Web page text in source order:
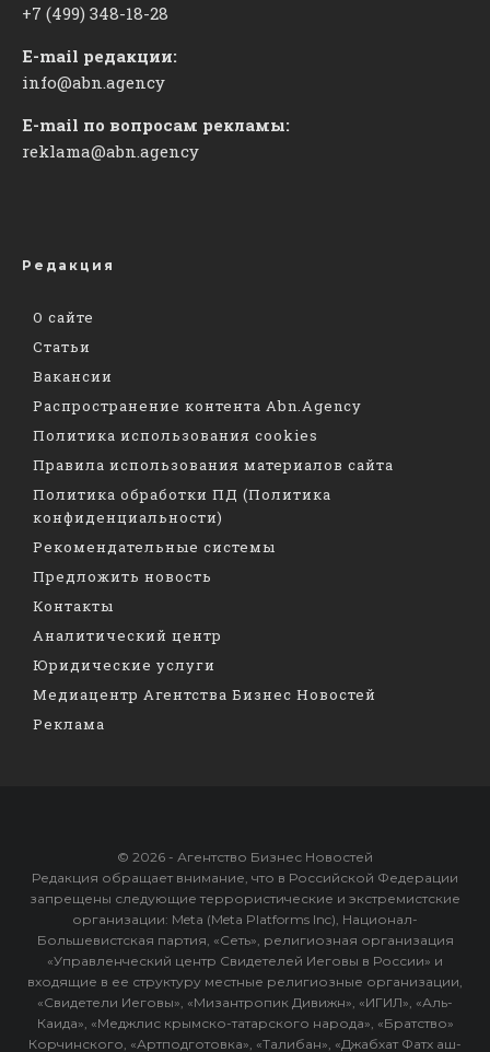
+7 (499) 348-18-28
E-mail редакции:
info@abn.agency
E-mail по вопросам рекламы:
reklama@abn.agency
Редакция
О сайте
Статьи
Вакансии
Распространение контента Abn.Agency
Политика использования cookies
Правила использования материалов сайта
Политика обработки ПД (Политика
конфиденциальности)
Рекомендательные системы
Предложить новость
Контакты
Аналитический центр
Юридические услуги
Медиацентр Агентства Бизнес Новостей
Реклама
© 2026 - Агентство Бизнес Новостей
Редакция обращает внимание, что в Российской Федерации
запрещены следующие террористические и экстремистские
организации: Meta (Meta Platforms Inc), Национал-
Большевистская партия, «Сеть», религиозная организация
«Управленческий центр Свидетелей Иеговы в России» и
входящие в ее структуру местные религиозные организации,
«Свидетели Иеговы», «Мизантропик Дивижн», «ИГИЛ», «Аль-
Каида», «Меджлис крымско-татарского народа», «Братство»
Корчинского, «Артподготовка», «Талибан», «Джабхат Фатх аш-